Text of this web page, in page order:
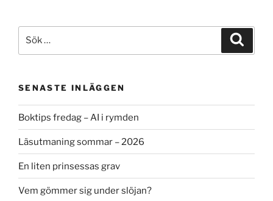
efter:
SENASTE INLÄGGEN
Boktips fredag – AI i rymden
Läsutmaning sommar – 2026
En liten prinsessas grav
Vem gömmer sig under slöjan?